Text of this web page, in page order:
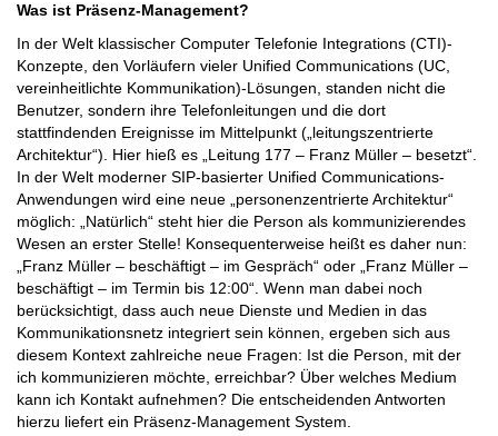
Was ist Präsenz-Management?
In der Welt klassischer Computer Telefonie Integrations (CTI)-
Konzepte, den Vorläufern vieler Unified Communications (UC,
vereinheitlichte Kommunikation)-Lösungen, standen nicht die
Benutzer, sondern ihre Telefonleitungen und die dort
stattfindenden Ereignisse im Mittelpunkt („leitungszentrierte
Architektur“). Hier hieß es „Leitung 177 – Franz Müller – besetzt“.
In der Welt moderner SIP-basierter Unified Communications-
Anwendungen wird eine neue „personenzentrierte Architektur“
möglich: „Natürlich“ steht hier die Person als kommunizierendes
Wesen an erster Stelle! Konsequenterweise heißt es daher nun:
„Franz Müller – beschäftigt – im Gespräch“ oder „Franz Müller –
beschäftigt – im Termin bis 12:00“. Wenn man dabei noch
berücksichtigt, dass auch neue Dienste und Medien in das
Kommunikationsnetz integriert sein können, ergeben sich aus
diesem Kontext zahlreiche neue Fragen: Ist die Person, mit der
ich kommunizieren möchte, erreichbar? Über welches Medium
kann ich Kontakt aufnehmen? Die entscheidenden Antworten
hierzu liefert ein Präsenz-Management System.